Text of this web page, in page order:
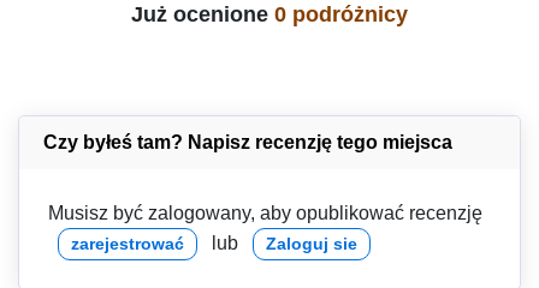
Już ocenione 0 podróżnicy
Czy byłeś tam? Napisz recenzję tego miejsca
Musisz być zalogowany, aby opublikować recenzję
zarejestrować lub Zaloguj sie